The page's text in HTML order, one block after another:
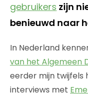
gebruikers zijn
benieuwd naar
In Nederland
van het Algemeen
eerder mijn twijfels
interviews met